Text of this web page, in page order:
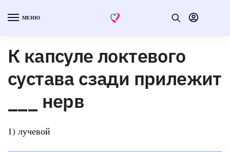
МЕНЮ
К капсуле локтевого
сустава сзади прилежит
___ нерв
1) лучевой